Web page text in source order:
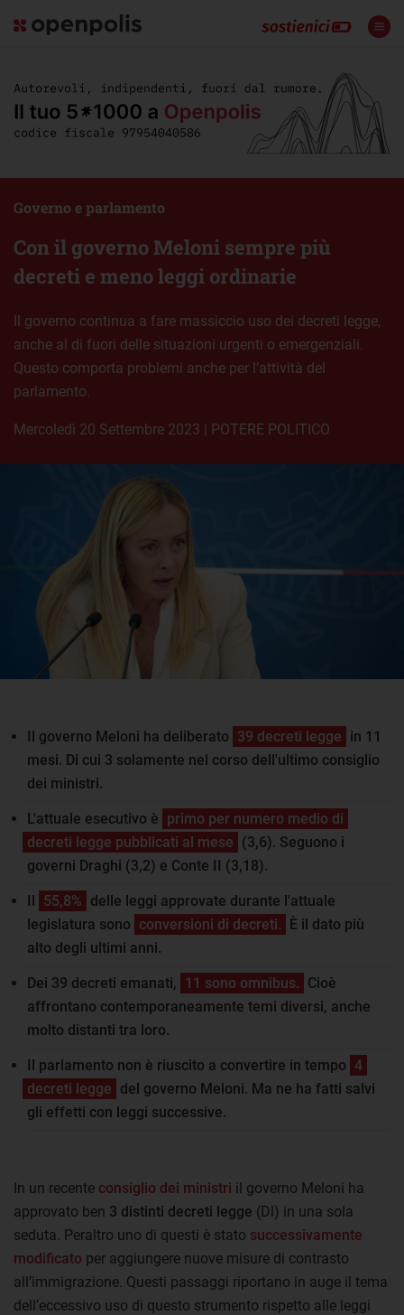
Con il governo Meloni sempre più
decreti e meno leggi ordinarie
Governo e parlamento
Il governo continua a fare massiccio uso dei decreti legge,
anche al di fuori delle situazioni urgenti o emergenziali.
Questo comporta problemi anche per l’attività del
parlamento.
mercoledì 20 Settembre 2023 | POTERE POLITICO
Il governo Meloni ha deliberato 39 decreti legge in 11
mesi. Di cui 3 solamente nel corso dell'ultimo consiglio
dei ministri.
L'attuale esecutivo è primo per numero medio di
decreti legge pubblicati al mese (3,6). Seguono i
governi Draghi (3,2) e Conte II (3,18).
Il 55,8% delle leggi approvate durante l'attuale
legislatura sono conversioni di decreti. È il dato più
alto degli ultimi anni.
Dei 39 decreti emanati, 11 sono omnibus. Cioè
affrontano contemporaneamente temi diversi, anche
molto distanti tra loro.
Il parlamento non è riuscito a convertire in tempo 4
decreti legge del governo Meloni. Ma ne ha fatti salvi
gli effetti con leggi successive.
In un recente consiglio dei ministri il governo Meloni ha
approvato ben 3 distinti decreti legge (Dl) in una sola
seduta. Peraltro uno di questi è stato successivamente
modificato per aggiungere nuove misure di contrasto
all’immigrazione. Questi passaggi riportano in auge il tema
dell’eccessivo uso di questo strumento rispetto alle leggi